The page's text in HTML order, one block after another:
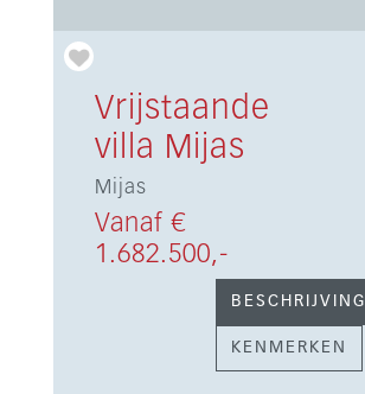
Vrijstaande
villa Mijas
Mijas
Vanaf €
1.682.500,-
BESCHRIJVING
KENMERKEN